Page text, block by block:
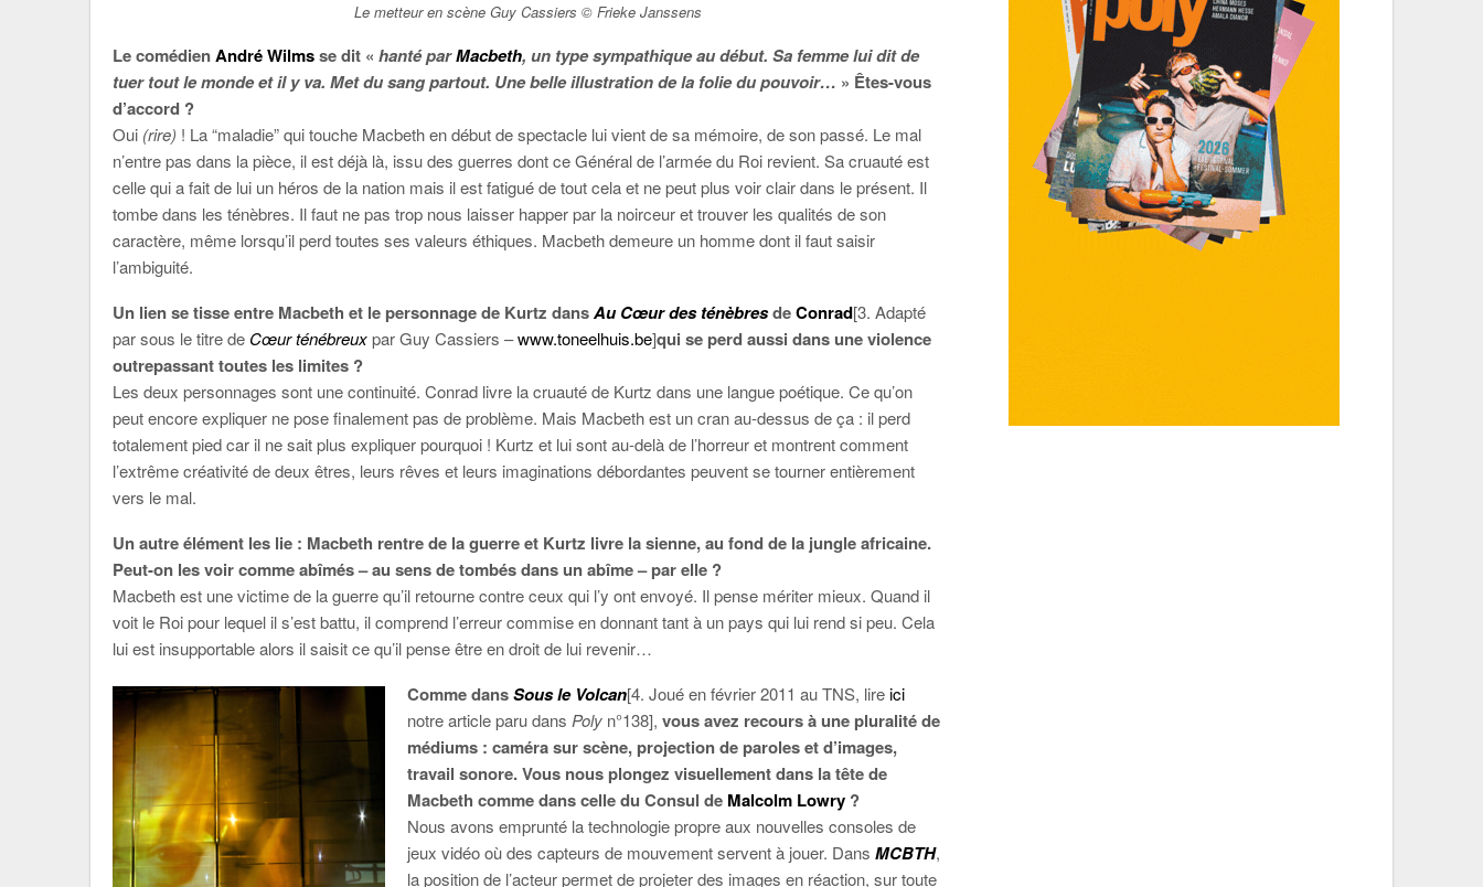
Le metteur en scène Guy Cassiers © Frieke Janssens
Le comédienAndré Wilmsse dit « hanté parMacbeth, un type sympathique au début. Sa femme lui dit de
tuer tout le monde et il y va. Met du sang partout. Une belle illustration de la folie du pouvoir… » Êtes-vous
d’accord ?
Oui (rire) ! La “maladie” qui touche Macbeth en début de spectacle lui vient de sa mémoire, de son passé. Le mal
n’entre pas dans la pièce, il est déjà là, issu des guerres dont ce Général de l’armée du Roi revient. Sa cruauté est
celle qui a fait de lui un héros de la nation mais il est fatigué de tout cela et ne peut plus voir clair dans le présent. Il
tombe dans les ténèbres. Il faut ne pas trop nous laisser happer par la noirceur et trouver les qualités de son
caractère, même lorsqu’il perd toutes ses valeurs éthiques. Macbeth demeure un homme dont il faut saisir
l’ambiguité.
Un lien se tisse entre Macbeth et le personnage de Kurtz dansAu Cœur des ténèbresdeConrad[3. Adapté
par sous le titre de Cœur ténébreuxpar Guy Cassiers –www.toneelhuis.be]qui se perd aussi dans une violence
outrepassant toutes les limites ?
Les deux personnages sont une continuité. Conrad livre la cruauté de Kurtz dans une langue poétique. Ce qu’on
peut encore expliquer ne pose finalement pas de problème. Mais Macbeth est un cran au-dessus de ça : il perd
totalement pied car il ne sait plus expliquer pourquoi ! Kurtz et lui sont au-delà de l’horreur et montrent comment
l’extrême créativité de deux êtres, leurs rêves et leurs imaginations débordantes peuvent se tourner entièrement
vers le mal.
Un autre élément les lie : Macbeth rentre de la guerre et Kurtz livre la sienne, au fond de la jungle africaine.
Peut-on les voir comme abîmés – au sens de tombés dans un abîme – par elle ?
Macbeth est une victime de la guerre qu’il retourne contre ceux qui l’y ont envoyé. Il pense mériter mieux. Quand il
voit le Roi pour lequel il s’est battu, il comprend l’erreur commise en donnant tant à un pays qui lui rend si peu. Cela
lui est insupportable alors il saisit ce qu’il pense être en droit de lui revenir…
Comme dansSous le Volcan[4. Joué en février 2011 au TNS, lireici
notre article paru dans Poly n°138], vous avez recours à une pluralité de
médiums : caméra sur scène, projection de paroles et d’images,
travail sonore. Vous nous plongez visuellement dans la tête de
Macbeth comme dans celle du Consul de Malcolm Lowry ?
Nous avons emprunté la technologie propre aux nouvelles consoles de
jeux vidéo où des capteurs de mouvement servent à jouer. Dans MCBTH,
la position de l’acteur permet de projeter des images en réaction, sur toute